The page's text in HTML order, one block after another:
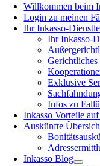
Willkommen beim
Login zu meinen
Ihr Inkasso-
Ihr Inkasso-
Exklusive
Infos zu
Inkasso Vorteile
Auskünfte
Inkasso Blog